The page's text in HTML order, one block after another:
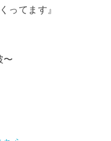
ってます』
〜